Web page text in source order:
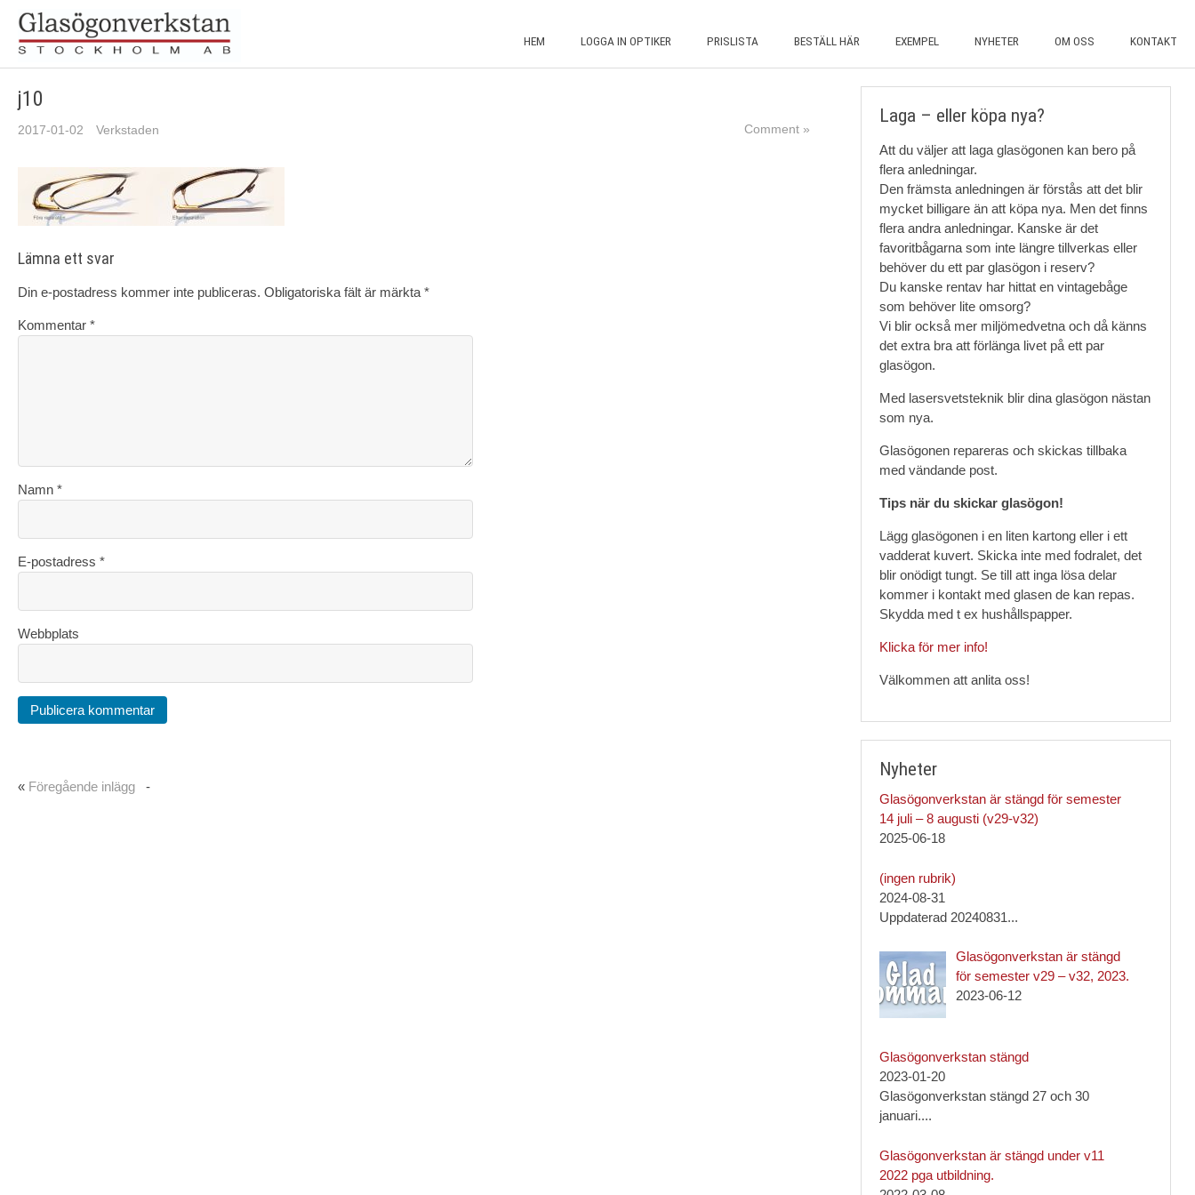
KONTAKT
OM OSS
NYHETER
EXEMPEL
BESTÄLL HÄR
PRISLISTA
LOGGA IN OPTIKER
HEM
j10
2017-01-02 Verkstaden Comment »
Lämna ett svar
Din e-postadress kommer inte publiceras. Obligatoriska fält är märkta *
Kommentar *
Namn *
E-postadress *
Webbplats
« Föregående inlägg -
Laga – eller köpa nya?
Att du väljer att laga glasögonen kan bero på
flera anledningar.
Den främsta anledningen är förstås att det blir
mycket billigare än att köpa nya. Men det finns
flera andra anledningar. Kanske är det
favoritbågarna som inte längre tillverkas eller
behöver du ett par glasögon i reserv?
Du kanske rentav har hittat en vintagebåge
som behöver lite omsorg?
Vi blir också mer miljömedvetna och då känns
det extra bra att förlänga livet på ett par
glasögon.
Med lasersvetsteknik blir dina glasögon nästan
som nya.
Glasögonen repareras och skickas tillbaka
med vändande post.
Tips när du skickar glasögon!
Lägg glasögonen i en liten kartong eller i ett
vadderat kuvert. Skicka inte med fodralet, det
blir onödigt tungt. Se till att inga lösa delar
kommer i kontakt med glasen de kan repas.
Skydda med t ex hushållspapper.
Klicka för mer info!
Välkommen att anlita oss!
Nyheter
Glasögonverkstan är stängd för semester
14 juli – 8 augusti (v29-v32)
2025-06-18
(ingen rubrik)Inlägg
2024-08-31
Uppdaterad 20240831...
Glasögonverkstan är stängd
för semester v29 – v32, 2023.
2023-06-12
Glasögonverkstan stängd
2023-01-20
Glasögonverkstan stängd 27 och 30
januari....
Glasögonverkstan är stängd under v11
2022 pga utbildning.